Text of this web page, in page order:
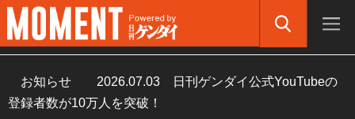
お知らせ 2026.07.03
日刊ゲンダイ公式YouTubeの
登録者数が10万人を突破！